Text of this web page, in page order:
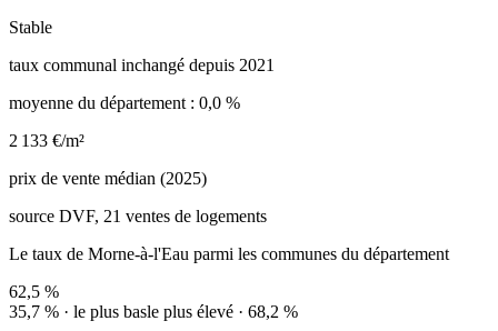
Stable
taux communal inchangé depuis 2021
moyenne du département : 0,0 %
2 133 €/m²
prix de vente médian (2025)
source DVF, 21 ventes de logements
Le taux de Morne-à-l'Eau parmi les communes du département
62,5 %
35,7 % · le plus basle plus élevé · 68,2 %